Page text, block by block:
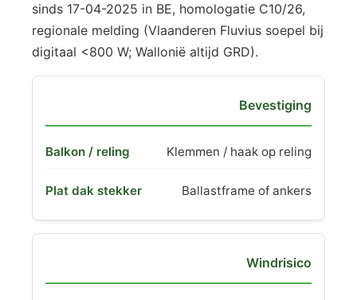
sinds 17-04-2025 in BE, homologatie C10/26,
regionale melding (Vlaanderen Fluvius soepel bij
digitaal <800 W; Wallonië altijd GRD).
Bevestiging
Klemmen / haak op reling
Ballastframe of ankers
Windrisico